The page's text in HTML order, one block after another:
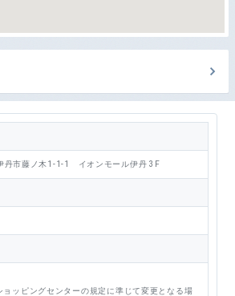
市藤ノ木1-1-1 イオンモール伊丹 3F
ョッピングセンターの規定に準じて変更となる場